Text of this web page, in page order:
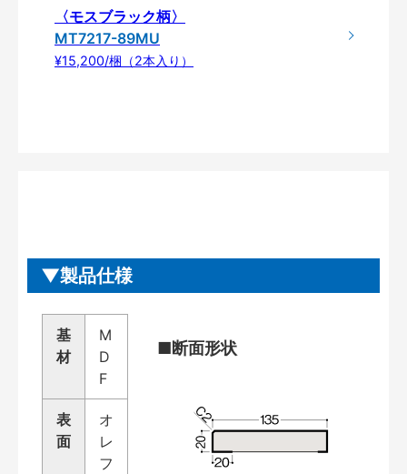
〈モスブラック柄〉
MT7217-89MU
¥15,200/梱（2本入り）
製品仕様
基
材
M
D
F
表
面
オ
レ
フ
■断面形状